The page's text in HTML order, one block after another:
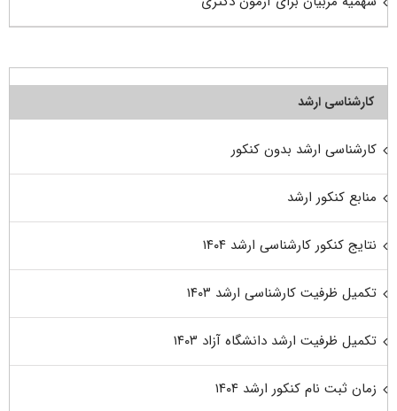
کارشناسی ارشد
کارشناسی ارشد بدون کنکور
منابع کنکور ارشد
نتایج کنکور کارشناسی ارشد ۱۴۰۴
تکمیل ظرفیت کارشناسی ارشد ۱۴۰۳
تکمیل ظرفیت ارشد دانشگاه آزاد ۱۴۰۳
زمان ثبت نام کنکور ارشد ۱۴۰۴